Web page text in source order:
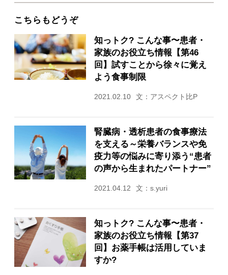
こちらもどうぞ
知っトク? こんな事〜患者・
家族のお役立ち情報【第46
回】試すことから徐々に覚え
よう食事制限
2021.02.10 文：アスペクト比P
腎臓病・透析患者の食事療法
を支える～栄養バランスや免
疫力等の悩みに寄り添う“患者
の声から生まれたパートナー”
2021.04.12 文：s.yuri
知っトク? こんな事〜患者・
家族のお役立ち情報【第37
回】お薬手帳は活用していま
すか?